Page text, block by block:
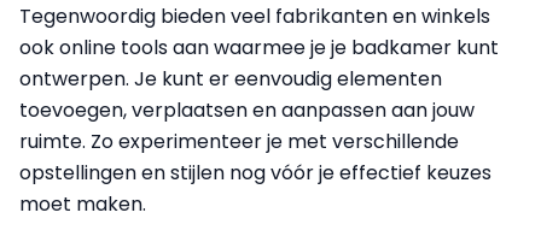
Tegenwoordig bieden veel fabrikanten en winkels
ook online tools aan waarmee je je badkamer kunt
ontwerpen. Je kunt er eenvoudig elementen
toevoegen, verplaatsen en aanpassen aan jouw
ruimte. Zo experimenteer je met verschillende
opstellingen en stijlen nog vóór je effectief keuzes
moet maken.